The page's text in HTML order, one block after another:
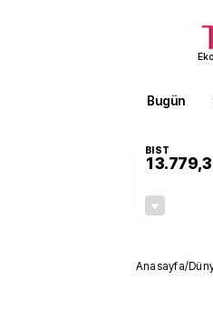
Bugün
BIST
Anasayfa/